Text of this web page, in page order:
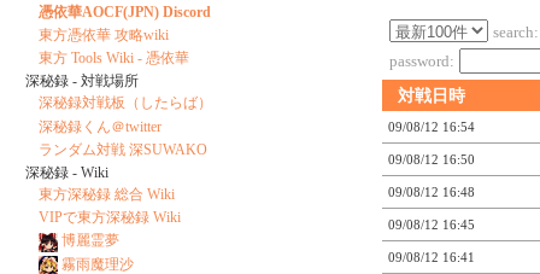
search:
password:
対戦日時
09/08/12 16:54
09/08/12 16:50
09/08/12 16:48
09/08/12 16:45
09/08/12 16:41
憑依華AOCF(JPN) Discord
東方憑依華 攻略wiki
東方 Tools Wiki - 憑依華
深秘録 - 対戦場所
深秘録対戦板（したらば）
深秘録くん＠twitter
ランダム対戦 深SUWAKO
深秘録 - Wiki
東方深秘録 総合 Wiki
VIPで東方深秘録 Wiki
博麗霊夢
霧雨魔理沙